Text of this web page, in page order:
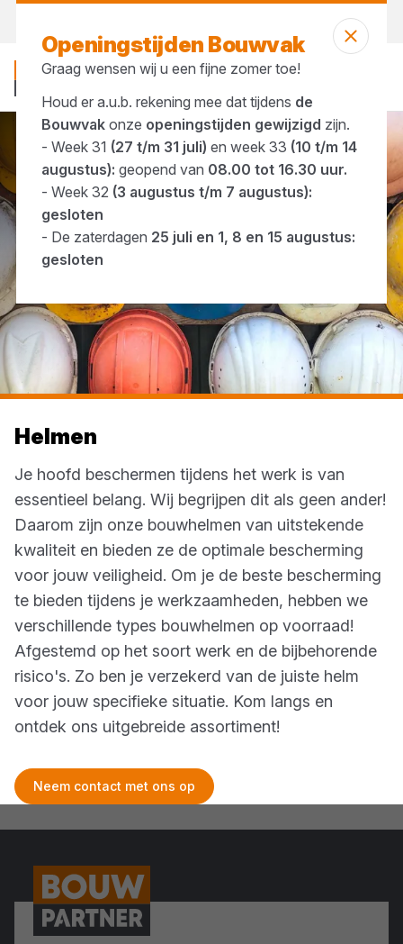
... Helmen
Helmen
Je hoofd beschermen tijdens het werk is van
essentieel belang. Wij begrijpen dit als geen ander!
Daarom zijn onze bouwhelmen van uitstekende
kwaliteit en bieden ze de optimale bescherming
voor jouw veiligheid. Om je de beste bescherming
te bieden tijdens je werkzaamheden, hebben we
verschillende types bouwhelmen op voorraad!
Afgestemd op het soort werk en de bijbehorende
risico's. Zo ben je verzekerd van de juiste helm
voor jouw specifieke situatie. Kom langs en
ontdek ons uitgebreide assortiment!
Neem contact met ons op
Openingstijden Bouwvak
Graag wensen wij u een fijne zomer toe!
Houd er a.u.b. rekening mee dat tijdens de
Bouwvakonze openingstijden gewijzigd zijn.
- Week 31 (27 t/m 31 juli) en week 33 (10 t/m 14
augustus): geopend van 08.00 tot 16.30 uur.
- Week 32 (3 augustus t/m 7 augustus):
gesloten
- De zaterdagen 25 juli en 1, 8 en 15 augustus:
gesloten